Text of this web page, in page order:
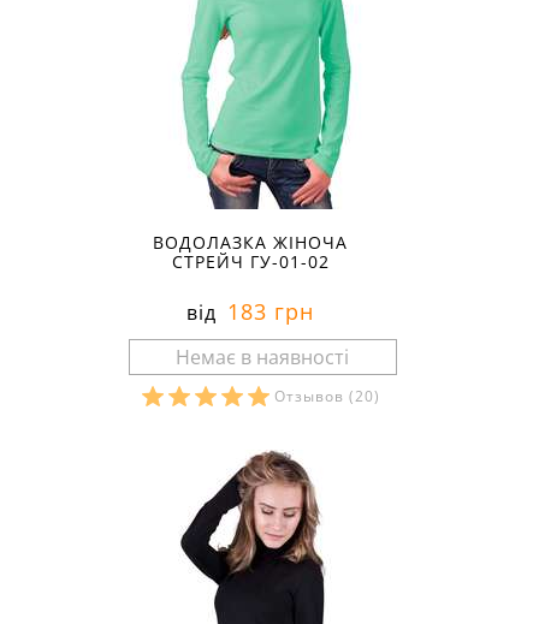
ВОДОЛАЗКА ЖІНОЧА
СТРЕЙЧ ГУ-01-02
від 183 грн
Отзывов (20)